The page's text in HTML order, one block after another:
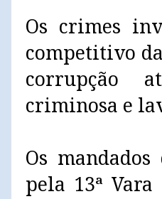
Os crimes
competitivo
corrupção
criminosa e
Os
pela 13ª